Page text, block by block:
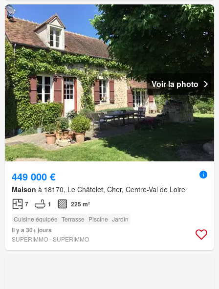
Voir la photo
449 000 €
Maison à 18170, Le Châtelet, Cher, Centre-Val de Loire
7 1 225 m²
Cuisine équipée Terrasse Piscine Jardin
Il y a 30+ jours
SUPERIMMO - SUPERIMMO